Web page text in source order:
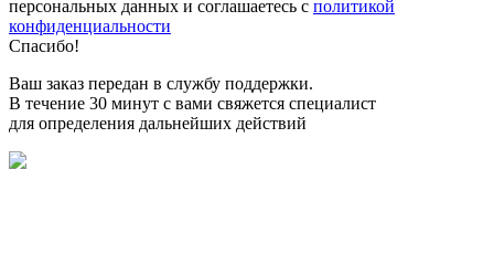
персональных данных и соглашаетесь с политикой
конфиденциальности
Спасибо!
Ваш заказ передан в службу поддержки.
В течение 30 минут с вами свяжется специалист
для определения дальнейших действий